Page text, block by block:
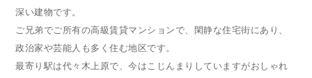
深い建物です。
ご兄弟でご所有の高級賃貸マンションで、閑静な住宅街にあり、
政治家や芸能人も多く住む地区です。
最寄り駅は代々木上原で、今はこじんまりしていますがおしゃれ